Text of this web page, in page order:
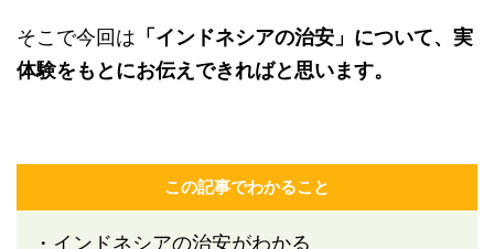
そこで今回は 「インドネシアの治安」について、実
体験をもとにお伝えできればと思います。
この記事でわかること
・インドネシアの治安がわかる